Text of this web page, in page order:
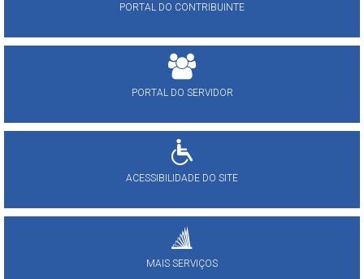
PORTAL DO CONTRIBUINTE
PORTAL DO SERVIDOR
ACESSIBILIDADE DO SITE
MAIS SERVIÇOS